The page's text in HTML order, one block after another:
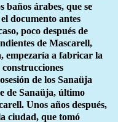
baños árabes, que se
documento antes
poco después de
de Mascarell,
empezaría a fabricar la
construcciones
de los Sanaüja
de Sanaüja, último
Unos años después,
ciudad, que tomó